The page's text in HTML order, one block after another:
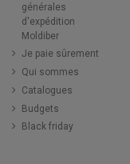
générales
d'expédition
Moldiber
Je paie sûrement
Qui sommes
Catalogues
Budgets
Black friday